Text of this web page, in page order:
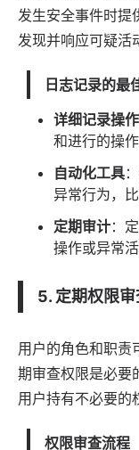
发生安全事件时提
发现并响应可疑活
日志记录的最
详细记录操作
和进行的操
自动化工具
异常行为，
定期审计：
操作或异常活
5. 定期权限审
用户的角色和职责
期审查权限是必要
用户持有不必要的
权限审查流程